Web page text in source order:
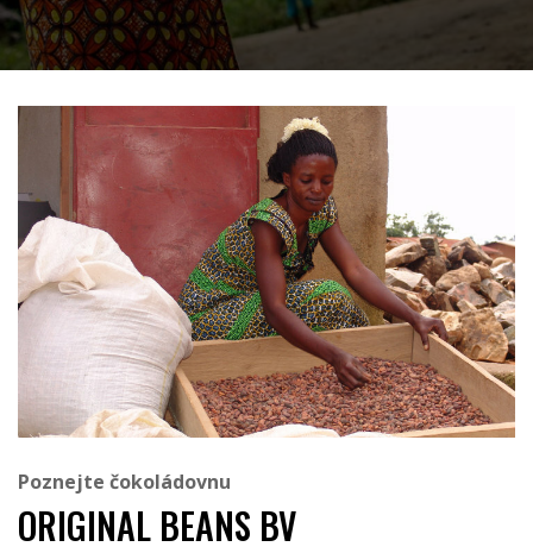
Poznejte čokoládovnu
ORIGINAL BEANS BV